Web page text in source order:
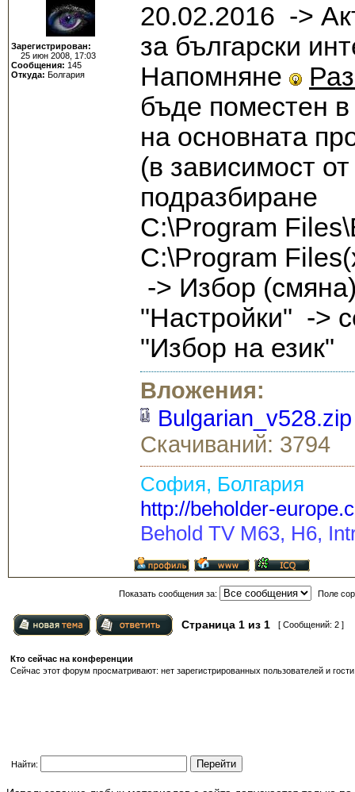
Зарегистрирован:
25 июн 2008, 17:03
Сообщения: 145
Откуда: Болгария
20.02.2016 ->
за български
Напомняне
бъде поместен
на основната
(в зависимост
подразбиране
C:\Program
C:\Program
-> Избор
"Настройки" ->
"Избор на език"
Вложения:
Bulgarian_v528.zip
Скачиваний: 3794
София, Болгария
http://beholder-
Behold TV M63, H6,
Показать сообщения за: Поле
Страница 1 из 1 [ Сообщений: 2 ]
Кто сейчас на конференции
Сейчас этот форум просматривают: нет зарегистрированных пользователей и
Найти: